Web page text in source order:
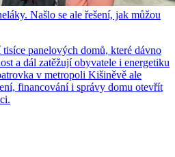
Našlo se ale řešení, jak můžou
panelových domů, které dávno
a dál zatěžují obyvatele i energetiku
v metropoli Kišiněvě ale
financování i správy domu otevřít